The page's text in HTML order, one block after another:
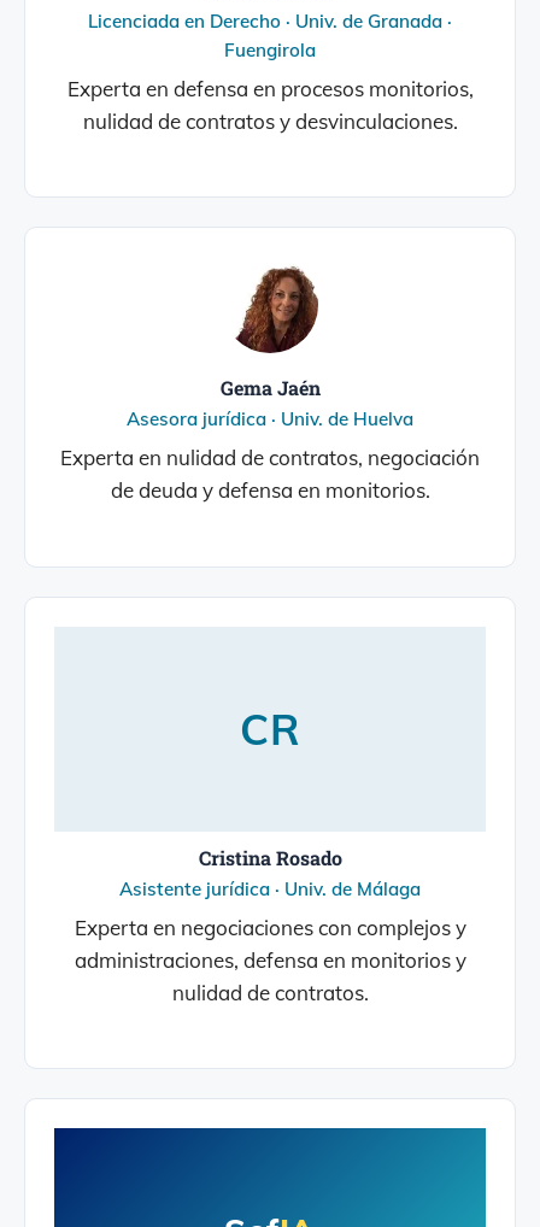
Licenciada en Derecho · Univ. de Granada ·
Fuengirola
Experta en defensa en procesos monitorios,
nulidad de contratos y desvinculaciones.
Gema Jaén
Asesora jurídica · Univ. de Huelva
Experta en nulidad de contratos, negociación
de deuda y defensa en monitorios.
CR
Cristina Rosado
Asistente jurídica · Univ. de Málaga
Experta en negociaciones con complejos y
administraciones, defensa en monitorios y
nulidad de contratos.